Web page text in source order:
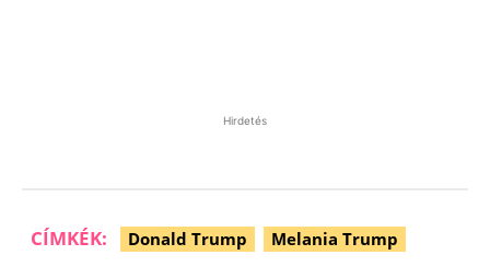
Hirdetés
CÍMKÉK: Donald Trump Melania Trump